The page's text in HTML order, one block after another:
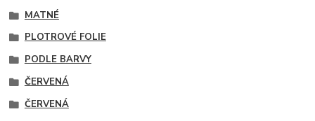
MATNÉ
PLOTROVÉ FOLIE
PODLE BARVY
ČERVENÁ
ČERVENÁ